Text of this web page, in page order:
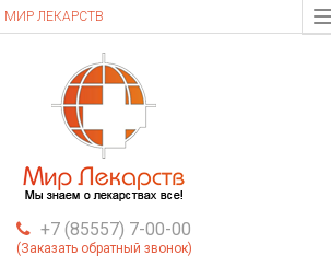
МИР ЛЕКАРСТВ
+7 (85557) 7-00-00
(Заказать обратный звонок)